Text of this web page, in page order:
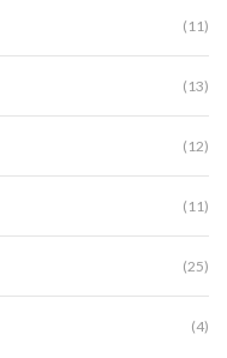
(11)
(13)
(12)
(11)
(25)
(4)